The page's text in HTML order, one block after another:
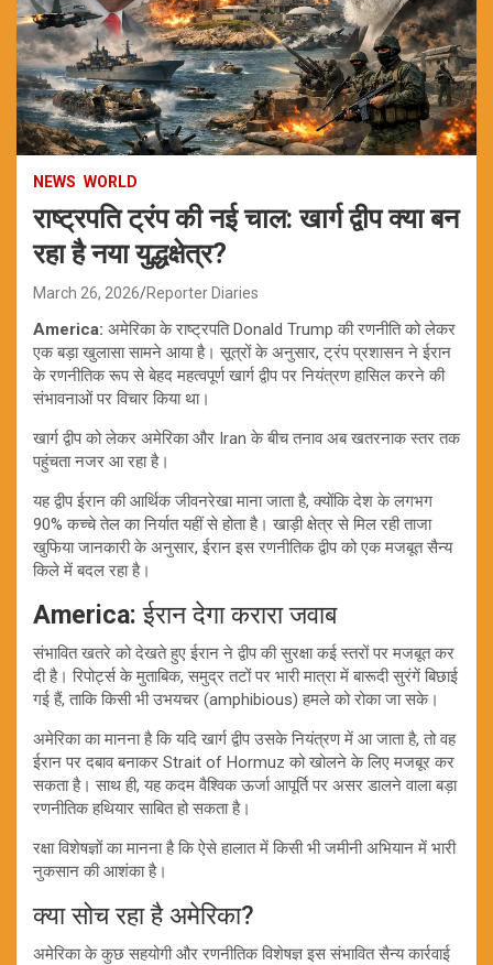
NEWS WORLD
राष्ट्रपति ट्रंप की नई चाल: खार्ग द्वीप क्या बन
रहा है नया युद्धक्षेत्र?
March 26, 2026 Reporter Diaries
America: अमेरिका के राष्ट्रपति Donald Trump की रणनीति को लेकर
एक बड़ा खुलासा सामने आया है। सूत्रों के अनुसार, ट्रंप प्रशासन ने ईरान
के रणनीतिक रूप से बेहद महत्वपूर्ण खार्ग द्वीप पर नियंत्रण हासिल करने की
संभावनाओं पर विचार किया था।
खार्ग द्वीप को लेकर अमेरिका और Iran के बीच तनाव अब खतरनाक स्तर तक
पहुंचता नजर आ रहा है।
यह द्वीप ईरान की आर्थिक जीवनरेखा माना जाता है, क्योंकि देश के लगभग
90% कच्चे तेल का निर्यात यहीं से होता है। खाड़ी क्षेत्र से मिल रही ताजा
खुफिया जानकारी के अनुसार, ईरान इस रणनीतिक द्वीप को एक मजबूत सैन्य
किले में बदल रहा है।
America:ईरान देगा करारा जवाब
संभावित खतरे को देखते हुए ईरान ने द्वीप की सुरक्षा कई स्तरों पर मजबूत कर
दी है। रिपोर्ट्स के मुताबिक, समुद्र तटों पर भारी मात्रा में बारूदी सुरंगें बिछाई
गई हैं, ताकि किसी भी उभयचर (amphibious) हमले को रोका जा सके।
अमेरिका का मानना है कि यदि खार्ग द्वीप उसके नियंत्रण में आ जाता है, तो वह
ईरान पर दबाव बनाकर Strait of Hormuz को खोलने के लिए मजबूर कर
सकता है। साथ ही, यह कदम वैश्विक ऊर्जा आपूर्ति पर असर डालने वाला बड़ा
रणनीतिक हथियार साबित हो सकता है।
रक्षा विशेषज्ञों का मानना है कि ऐसे हालात में किसी भी जमीनी अभियान में भारी
नुकसान की आशंका है।
क्या सोच रहा है अमेरिका?
अमेरिका के कुछ सहयोगी और रणनीतिक विशेषज्ञ इस संभावित सैन्य कार्रवाई